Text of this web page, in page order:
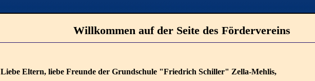
Willkommen auf der Seite des Fördervereins
Liebe Eltern, liebe Freunde der Grundschule "Friedrich Schiller" Zella-Mehlis,